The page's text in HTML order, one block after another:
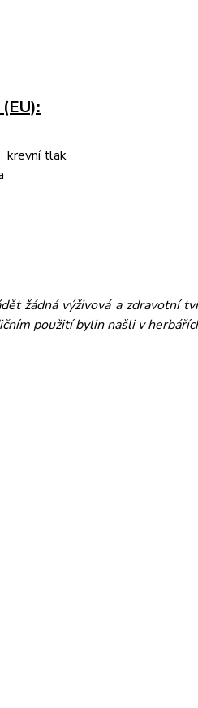
krevní tlak
žádná výživová a zdravotní
použití bylin našli v